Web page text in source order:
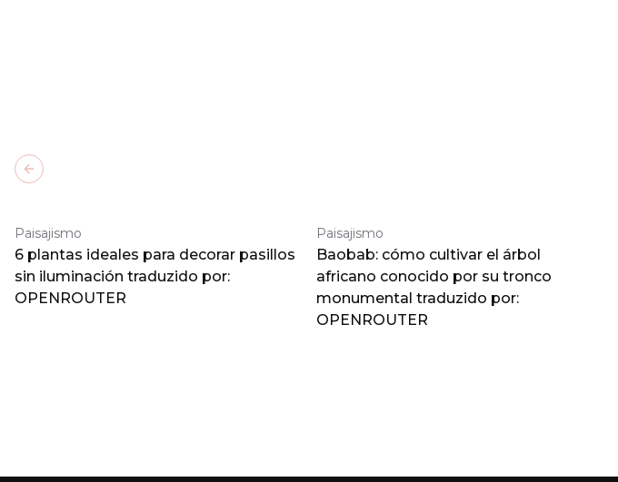
Paisajismo
6 plantas ideales para decorar pasillos
sin iluminación traduzido por:
OPENROUTER
Paisajismo
Baobab: cómo cultivar el árbol
africano conocido por su tronco
monumental traduzido por:
OPENROUTER
Previous slide